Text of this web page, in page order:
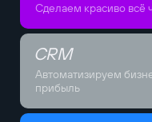
Сделаем красиво всё
CRM
Автоматизируем
прибыль